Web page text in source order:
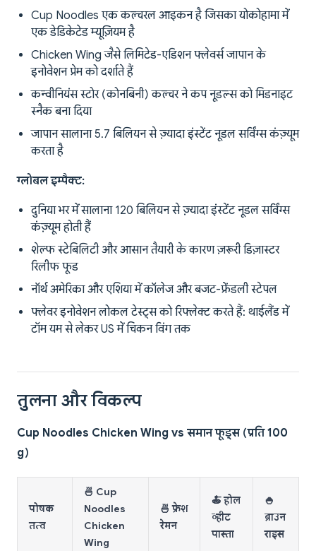
Cup Noodles एक कल्चरल आइकन है जिसका योकोहामा में
एक डेडिकेटेड म्यूज़ियम है
Chicken Wing जैसे लिमिटेड-एडिशन फ्लेवर्स जापान के
इनोवेशन प्रेम को दर्शाते हैं
कन्वीनियंस स्टोर (कोनबिनी) कल्चर ने कप नूडल्स को मिडनाइट
स्नैक बना दिया
जापान सालाना 5.7 बिलियन से ज़्यादा इंस्टेंट नूडल सर्विंग्स कंज़्यूम
करता है
ग्लोबल इम्पैक्ट:
दुनिया भर में सालाना 120 बिलियन से ज़्यादा इंस्टेंट नूडल सर्विंग्स
कंज़्यूम होती हैं
शेल्फ स्टेबिलिटी और आसान तैयारी के कारण ज़रूरी डिज़ास्टर
रिलीफ फूड
नॉर्थ अमेरिका और एशिया में कॉलेज और बजट-फ्रेंडली स्टेपल
फ्लेवर इनोवेशन लोकल टेस्ट्स को रिफ्लेक्ट करते हैं: थाईलैंड में
टॉम यम से लेकर US में चिकन विंग तक
तुलना और विकल्प
Cup Noodles Chicken Wing vs समान फूड्स (प्रति 100
g)
पोषक
तत्व
🍜 Cup
Noodles
Chicken
Wing
🍜 फ्रेश
रेमन
🍝 होल
व्हीट
पास्ता
🍚
ब्राउन
राइस